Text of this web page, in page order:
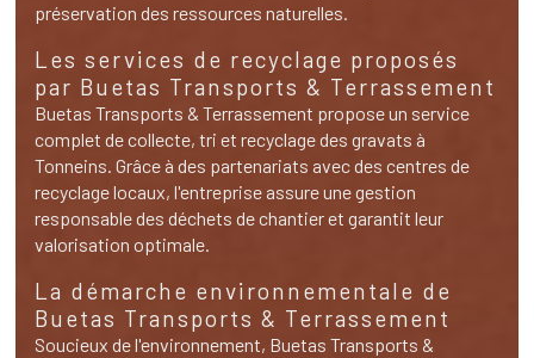
préservation des ressources naturelles.
Les services de recyclage proposés
par Buetas Transports & Terrassement
Buetas Transports & Terrassement propose un service
complet de collecte, tri et recyclage des gravats à
Tonneins. Grâce à des partenariats avec des centres de
recyclage locaux, l'entreprise assure une gestion
responsable des déchets de chantier et garantit leur
valorisation optimale.
La démarche environnementale de
Buetas Transports & Terrassement
Soucieux de l'environnement, Buetas Transports &